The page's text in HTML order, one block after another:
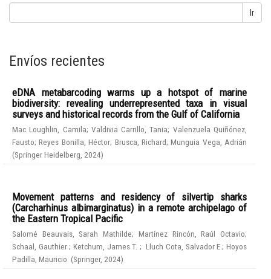
Ir
Envíos recientes
eDNA metabarcoding warms up a hotspot of marine
biodiversity: revealing underrepresented taxa in visual
surveys and historical records from the Gulf of California
Mac Loughlin, Camila; Valdivia Carrillo, Tania; Valenzuela Quiñónez,
Fausto;Reyes Bonilla, Héctor; Brusca, Richard;Munguia Vega, Adrián
(Springer Heidelberg 2024)
Movement patterns and residency of silvertip sharks
(Carcharhinus albimarginatus) in a remote archipelago of
the Eastern Tropical Pacific
Salomé Beauvais, Sarah Mathilde; Martínez Rincón, Raúl Octavio;
Schaal, Gauthier;Ketchum, James T.; Lluch Cota, Salvador E.;Hoyos
Padilla, Mauricio (Springer, 2024)